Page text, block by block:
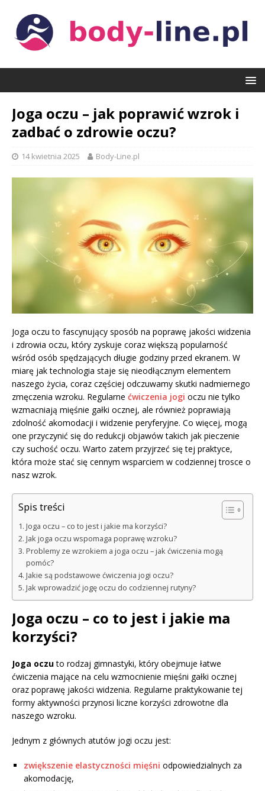
Joga oczu – jak poprawić wzrok i
zadbać o zdrowie oczu?
14 kwietnia 2025 Body-Line.pl
Joga oczu to fascynujący sposób na poprawę jakości widzenia
i zdrowia oczu, który zyskuje coraz większą popularność
wśród osób spędzających długie godziny przed ekranem. W
miarę jak technologia staje się nieodłącznym elementem
naszego życia, coraz częściej odczuwamy skutki nadmiernego
zmęczenia wzroku. Regularne ćwiczenia jogi oczu nie tylko
wzmacniają mięśnie gałki ocznej, ale również poprawiają
zdolność akomodacji i widzenie peryferyjne. Co więcej, mogą
one przyczynić się do redukcji objawów takich jak pieczenie
czy suchość oczu. Warto zatem przyjrzeć się tej praktyce,
która może stać się cennym wsparciem w codziennej trosce o
nasz wzrok.
Spis treści
Joga oczu – co to jest i jakie ma korzyści?
Jak joga oczu wspomaga poprawę wzroku?
Problemy ze wzrokiem a joga oczu – jak ćwiczenia mogą
pomóc?
Jakie są podstawowe ćwiczenia jogi oczu?
Jak wprowadzić jogę oczu do codziennej rutyny?
Joga oczu – co to jest i jakie ma
korzyści?
Joga oczuto rodzaj gimnastyki, który obejmuje łatwe
ćwiczenia mające na celu wzmocnienie mięśni gałki ocznej
oraz poprawę jakości widzenia. Regularne praktykowanie tej
formy aktywności przynosi liczne korzyści zdrowotne dla
naszego wzroku.
Jednym z głównych atutów jogi oczu jest:
zwiększenie elastyczności mięśni odpowiedzialnych za
akomodację,